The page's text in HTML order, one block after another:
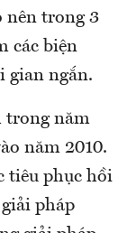
nên trong 3
các biện
gian ngắn.
trong năm
năm 2010.
tiêu phục hồi
pháp